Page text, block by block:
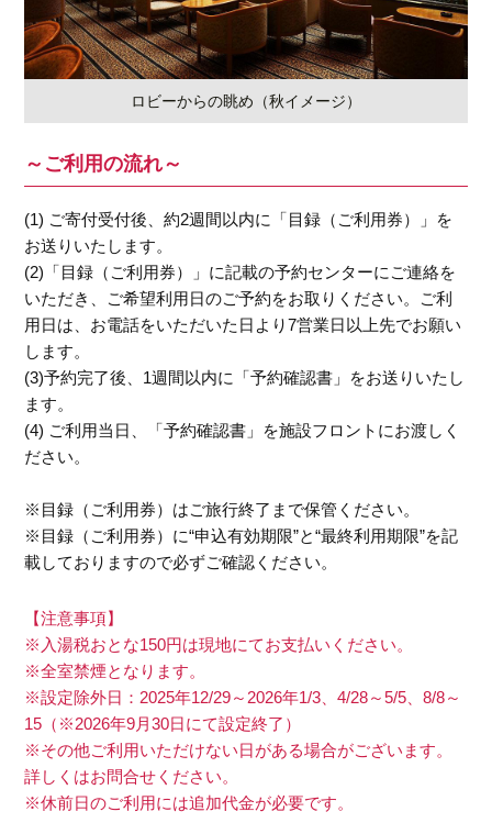
ロビーからの眺め（秋イメージ）
～ご利用の流れ～
(1) ご寄付受付後、約2週間以内に「目録（ご利用券）」を
お送りいたします。
(2)「目録（ご利用券）」に記載の予約センターにご連絡を
いただき、ご希望利用日のご予約をお取りください。ご利
用日は、お電話をいただいた日より7営業日以上先でお願い
します。
(3)予約完了後、1週間以内に「予約確認書」をお送りいたし
ます。
(4) ご利用当日、「予約確認書」を施設フロントにお渡しく
ださい。
※目録（ご利用券）はご旅行終了まで保管ください。
※目録（ご利用券）に“申込有効期限”と“最終利用期限”を記
載しておりますので必ずご確認ください。
【注意事項】
※入湯税おとな150円は現地にてお支払いください。
※全室禁煙となります。
※設定除外日：2025年12/29～2026年1/3、4/28～5/5、8/8～
15（※2026年9月30日にて設定終了）
※その他ご利用いただけない日がある場合がございます。
詳しくはお問合せください。
※休前日のご利用には追加代金が必要です。